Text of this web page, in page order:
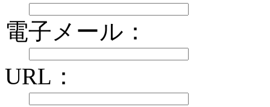
電子メール：
URL：